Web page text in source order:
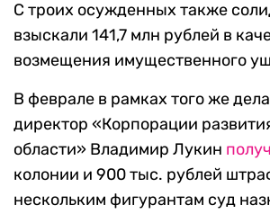
С троих осужденных также
взыскали 141,7 млн рублей в
возмещения имущественного
В феврале в рамках того же
директор «Корпорации
области» Владимир Лукин
колонии и 900 тыс. рублей
нескольким фигурантам суд